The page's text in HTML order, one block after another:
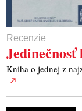
Recenzie
Jedinečnosť
Kniha o jednej z